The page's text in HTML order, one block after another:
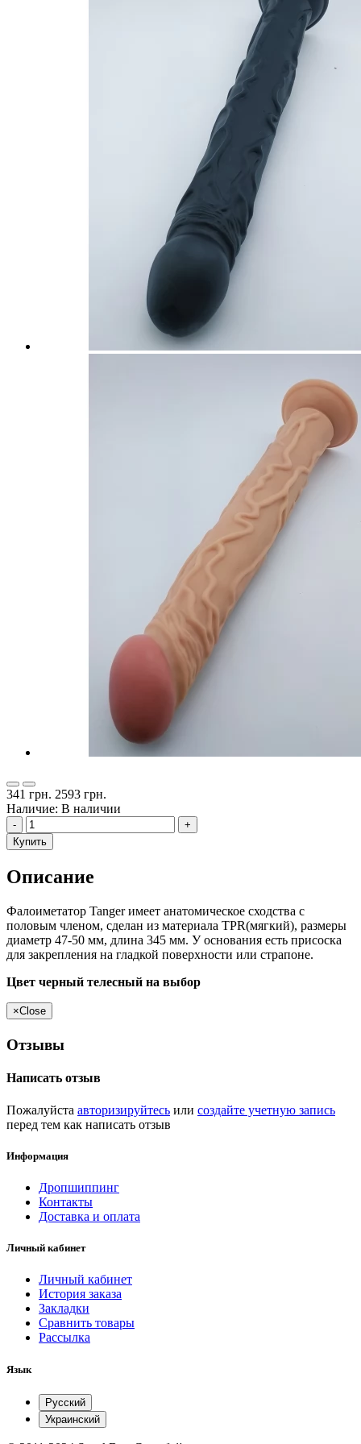
341 грн. 2593 грн.
Наличие: В наличии
-
+
Купить
Описание
Фалоиметатор Tanger имеет анатомическое сходства с
половым членом, сделан из материала TPR(мягкий), размеры
диаметр 47-50 мм, длина 345 мм. У основания есть присоска
для закрепления на гладкой поверхности или страпоне.
Цвет черный телесный на выбор
×Close
Отзывы
Написать отзыв
Пожалуйста авторизируйтесь или создайте учетную запись
перед тем как написать отзыв
Информация
Дропшиппинг
Контакты
Доставка и оплата
Личный кабинет
Личный кабинет
История заказа
Закладки
Сравнить товары
Рассылка
Язык
Русский
Украинский